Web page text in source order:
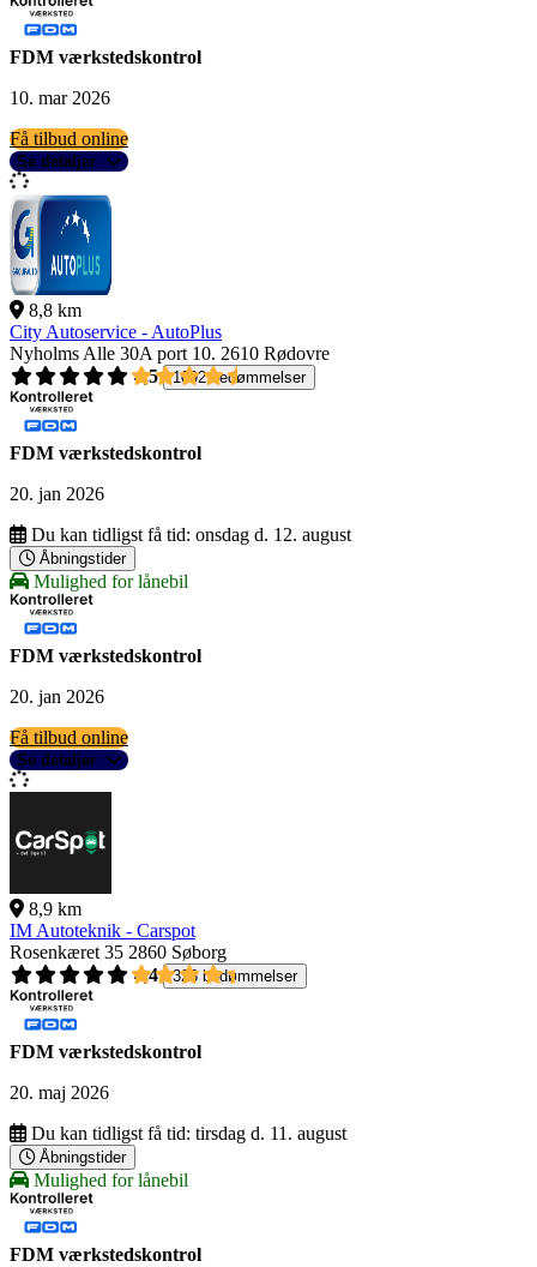
FDM værkstedskontrol
10. mar 2026
Få tilbud online
Se detaljer
8,8 km
City Autoservice - AutoPlus
Nyholms Alle 30A port 10. 2610 Rødovre
4,5
1092 bedømmelser
FDM værkstedskontrol
20. jan 2026
Du kan tidligst få tid: onsdag d. 12. august
Åbningstider
Mulighed for lånebil
FDM værkstedskontrol
20. jan 2026
Få tilbud online
Se detaljer
8,9 km
IM Autoteknik - Carspot
Rosenkæret 35 2860 Søborg
4,4
326 bedømmelser
FDM værkstedskontrol
20. maj 2026
Du kan tidligst få tid: tirsdag d. 11. august
Åbningstider
Mulighed for lånebil
FDM værkstedskontrol